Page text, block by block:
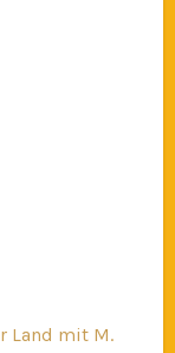
Land mit M.